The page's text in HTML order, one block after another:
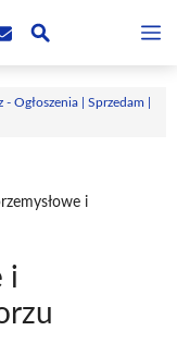
- Ogłoszenia | Sprzedam |
i
i